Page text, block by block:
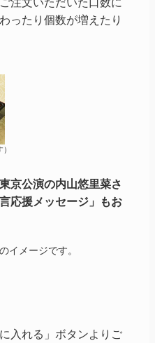
注文いただいた口数に
ったり個数が増えたり
京公演の内山悠里菜さ
応援メッセージ」もお
イメージです。
入れる」ボタンよりご